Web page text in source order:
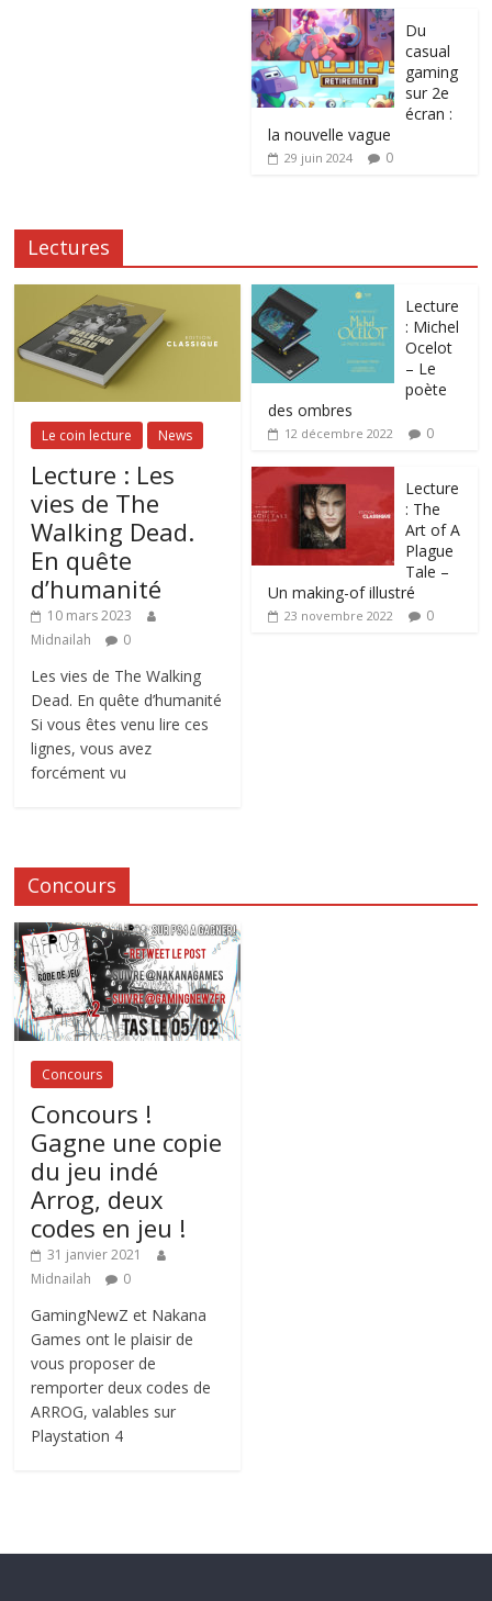
Du
casual
gaming
sur 2e
écran :
la nouvelle vague
29 juin 2024 0
Lectures
Le coin lecture News
Lecture : Les
vies de The
Walking Dead.
En quête
d’humanité
10 mars 2023
Midnailah
0
Les vies de The Walking
Dead. En quête d’humanité
Si vous êtes venu lire ces
lignes, vous avez
forcément vu
Lecture
: Michel
Ocelot
– Le
poète
des ombres
12 décembre 2022 0
Lecture
: The
Art of A
Plague
Tale –
Un making-of illustré
23 novembre 2022 0
Concours
Concours
Concours !
Gagne une copie
du jeu indé
Arrog, deux
codes en jeu !
31 janvier 2021
Midnailah
0
GamingNewZ et Nakana
Games ont le plaisir de
vous proposer de
remporter deux codes de
ARROG, valables sur
Playstation 4